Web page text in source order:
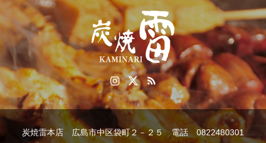
炭焼雷本店 広島市中区袋町２－２５ 電話 0822480301